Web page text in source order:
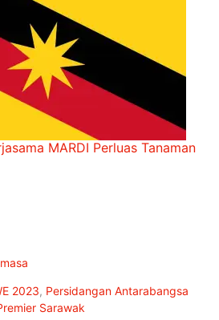
MARDI Perluas Tanaman
2023, Persidangan Antarabangsa
Sarawak